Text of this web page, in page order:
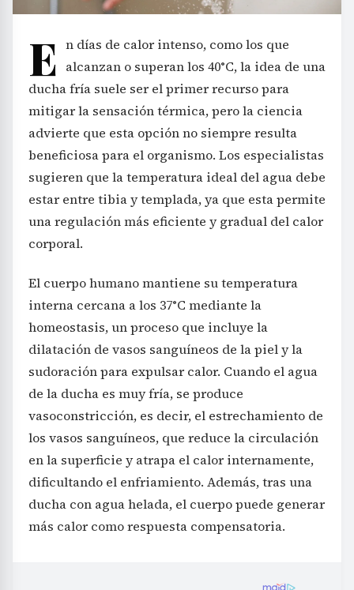
E n días de calor intenso, como los que
alcanzan o superan los 40°C, la idea de una
ducha fría suele ser el primer recurso para
mitigar la sensación térmica, pero la ciencia
advierte que esta opción no siempre resulta
beneficiosa para el organismo. Los especialistas
sugieren que la temperatura ideal del agua debe
estar entre tibia y templada, ya que esta permite
una regulación más eficiente y gradual del calor
corporal.
El cuerpo humano mantiene su temperatura
interna cercana a los 37°C mediante la
homeostasis, un proceso que incluye la
dilatación de vasos sanguíneos de la piel y la
sudoración para expulsar calor. Cuando el agua
de la ducha es muy fría, se produce
vasoconstricción, es decir, el estrechamiento de
los vasos sanguíneos, que reduce la circulación
en la superficie y atrapa el calor internamente,
dificultando el enfriamiento. Además, tras una
ducha con agua helada, el cuerpo puede generar
más calor como respuesta compensatoria.